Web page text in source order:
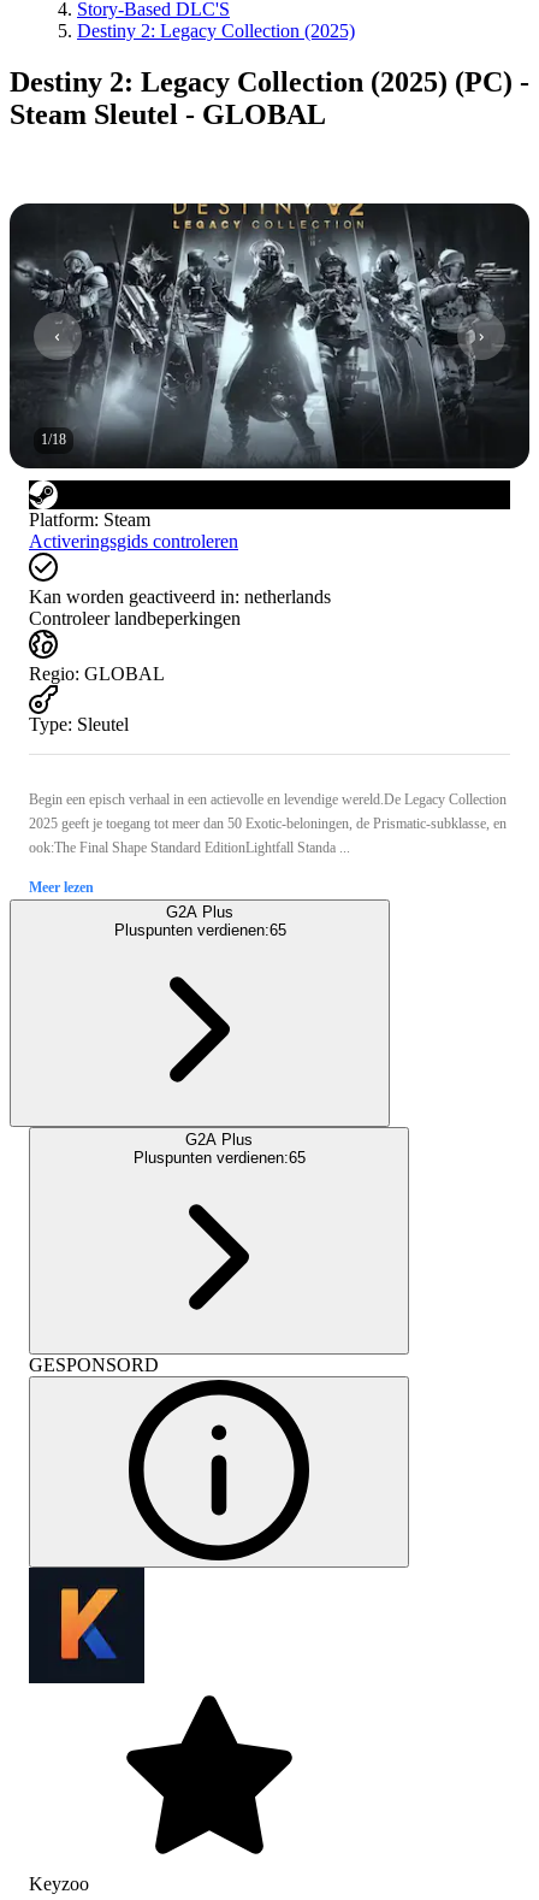
Story-Based DLC'S
Destiny 2: Legacy Collection (2025)
Destiny 2: Legacy Collection (2025) (PC) -
Steam Sleutel - GLOBAL
1/18
Platform: Steam
Activeringsgids controleren
Kan worden geactiveerd in: netherlands
Controleer landbeperkingen
Regio: GLOBAL
Type: Sleutel
Begin een episch verhaal in een actievolle en levendige wereld.De Legacy Collection
2025 geeft je toegang tot meer dan 50 Exotic-beloningen, de Prismatic-subklasse, en
ook:The Final Shape Standard EditionLightfall Standa ...
Meer lezen
G2A Plus
Pluspunten verdienen:65
G2A Plus
Pluspunten verdienen:65
GESPONSORD
Keyzoo